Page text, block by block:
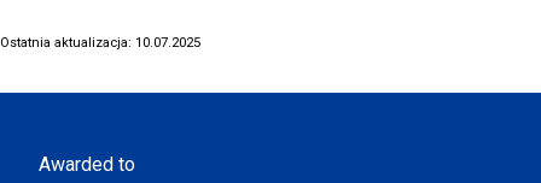
Ostatnia aktualizacja: 10.07.2025
Awarded to